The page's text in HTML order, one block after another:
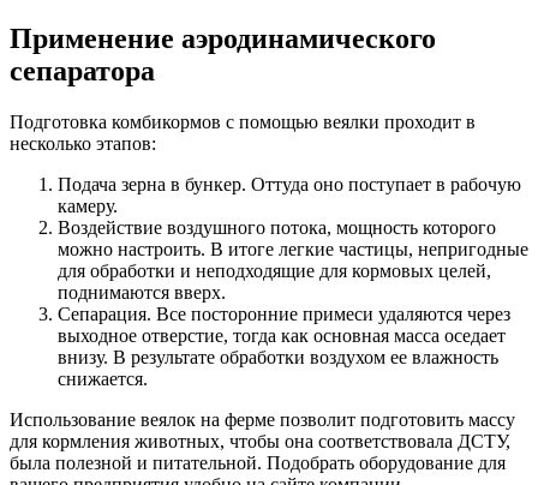
Применение аэродинамического
сепаратора
Подготовка комбикормов с помощью веялки проходит в
несколько этапов:
Подача зерна в бункер. Оттуда оно поступает в рабочую
камеру.
Воздействие воздушного потока, мощность которого
можно настроить. В итоге легкие частицы, непригодные
для обработки и неподходящие для кормовых целей,
поднимаются вверх.
Сепарация. Все посторонние примеси удаляются через
выходное отверстие, тогда как основная масса оседает
внизу. В результате обработки воздухом ее влажность
снижается.
Использование веялок на ферме позволит подготовить массу
для кормления животных, чтобы она соответствовала ДСТУ,
была полезной и питательной. Подобрать оборудование для